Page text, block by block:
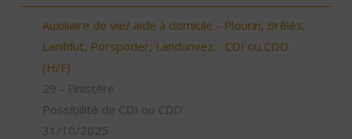
Auxiliaire de vie/ aide à domicile - Plourin, Brélès,
Lanildut, Porspoder, Landunvez - CDI ou CDD
(H/F)
29 - Finistère
Possibilité de CDI ou CDD
31/10/2025